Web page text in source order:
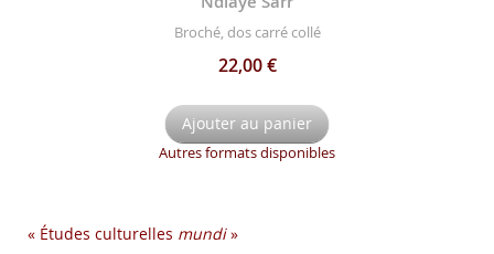
Broché, dos carré collé
22,00 €
Ajouter au panier
Autres formats disponibles
« Études culturelles mundi»